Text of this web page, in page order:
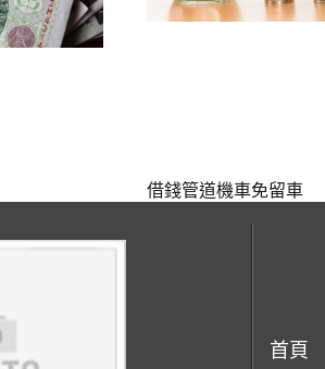
借錢管道機車免留車
首頁